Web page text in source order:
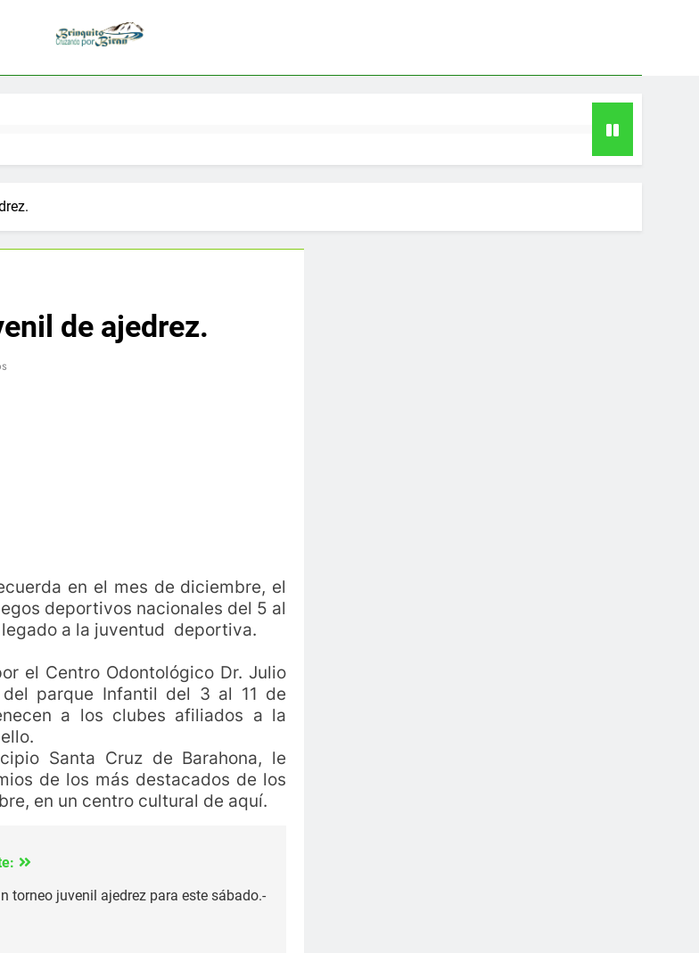
de ajedrez.
en el mes de diciembre, el
deportivos nacionales del 5 al
legado a la juventud deportiva.
el Centro Odontológico Dr. Julio
parque Infantil del 3 al 11 de
a los clubes afiliados a la
Santa Cruz de Barahona, le
de los más destacados de los
en un centro cultural de aquí.
torneo juvenil ajedrez para este sábado.-